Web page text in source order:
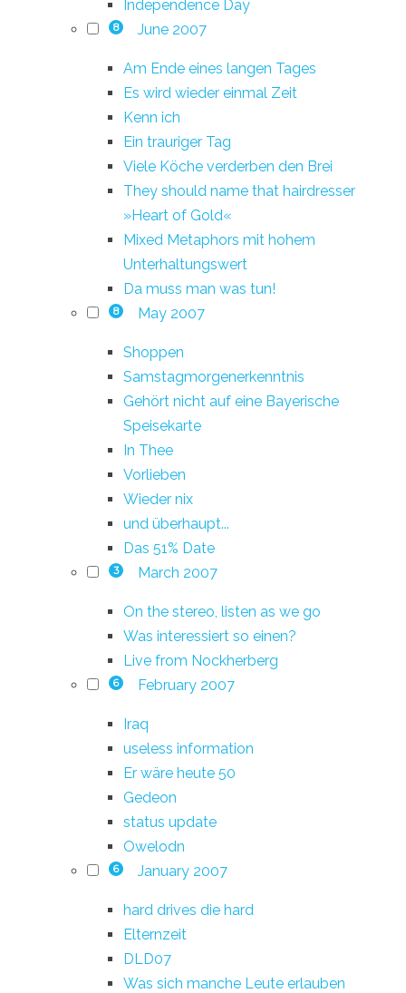
Independence Day
8 June 2007
Am Ende eines langen Tages
Es wird wieder einmal Zeit
Kenn ich
Ein trauriger Tag
Viele Köche verderben den Brei
They should name that hairdresser
»Heart of Gold«
Mixed Metaphors mit hohem
Unterhaltungswert
Da muss man was tun!
8 May 2007
Shoppen
Samstagmorgenerkenntnis
Gehört nicht auf eine Bayerische
Speisekarte
In Thee
Vorlieben
Wieder nix
und überhaupt...
Das 51% Date
3 March 2007
On the stereo, listen as we go
Was interessiert so einen?
Live from Nockherberg
6 February 2007
Iraq
useless information
Er wäre heute 50
Gedeon
status update
Owelodn
6 January 2007
hard drives die hard
Elternzeit
DLD07
Was sich manche Leute erlauben